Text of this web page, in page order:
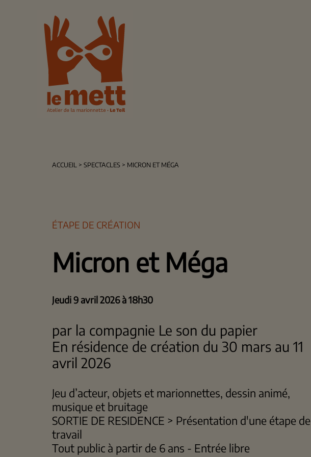
ACCUEIL > SPECTACLES > MICRON ET MÉGA
ÉTAPE DE CRÉATION
Micron et Méga
Jeudi 9 avril 2026 à 18h30
par la compagnie Le son du papier
En résidence de création du 30 mars au 11
avril 2026
Jeu d’acteur, objets et marionnettes, dessin animé,
musique et bruitage
SORTIE DE RESIDENCE > Présentation d'une étape de
travail
Tout public à partir de 6 ans - Entrée libre